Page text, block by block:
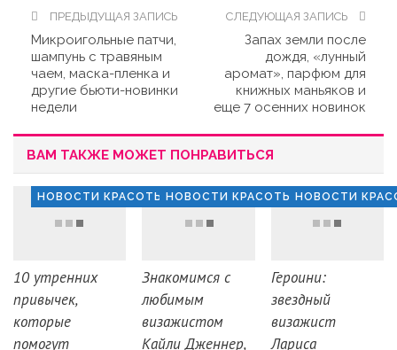
ПРЕДЫДУЩАЯ ЗАПИСЬ
Микроигольные патчи,
шампунь с травяным
чаем, маска-пленка и
другие бьюти-новинки
недели
СЛЕДУЮЩАЯ ЗАПИСЬ
Запах земли после
дождя, «лунный
аромат», парфюм для
книжных маньяков и
еще 7 осенних новинок
ВАМ ТАКЖЕ МОЖЕТ ПОНРАВИТЬСЯ
НОВОСТИ КРАСОТЫ
10 утренних
привычек,
которые
помогут
НОВОСТИ КРАСОТЫ
Знакомимся с
любимым
визажистом
Кайли Дженнер,
НОВОСТИ
Героини:
звездный
визажист
Лариса